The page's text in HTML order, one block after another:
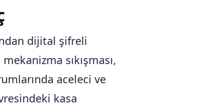
dijital şifreli
sıkışması,
aceleci ve
kasa